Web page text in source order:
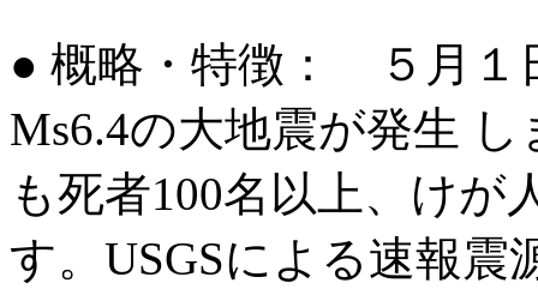
● 概略・特徴： ５月１
Ms6.4の大地震が発生
も死者100名以上、けが
す。USGSによる速報震